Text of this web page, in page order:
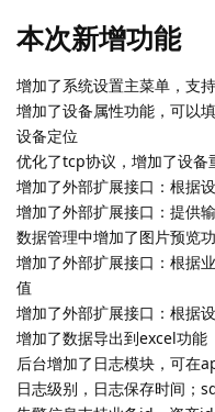
本次新增功能
增加了系统设置主菜单，支
增加了设备属性功能，可以
设备定位
优化了tcp协议，增加了设备
增加了外部扩展接口：根据
增加了外部扩展接口：提供
数据管理中增加了图片预览
增加了外部扩展接口：根据
值
增加了外部扩展接口：根据
增加了数据导出到excel功能
后台增加了日志模块，可在
日志级别，日志保存时间；